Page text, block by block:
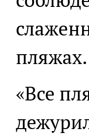
пляжах.
«Все